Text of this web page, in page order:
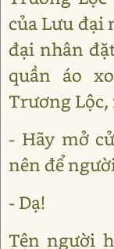
của Lưu đại
đại nhân
quần áo
Trương Lộc,
- Hãy mở
nên để
- Dạ!
Tên người